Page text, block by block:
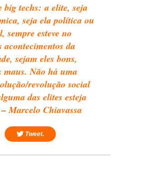
big techs: a elite, seja
seja ela política ou
sempre esteve no
acontecimentos da
sejam eles bons,
maus. Não há uma
revolução social
das elites esteja
Marcelo Chiavassa
Tweet.